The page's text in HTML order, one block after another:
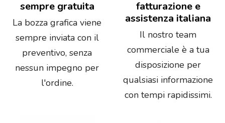
sempre gratuita
La bozza grafica viene
sempre inviata con il
preventivo, senza
nessun impegno per
l'ordine.
fatturazione e
assistenza italiana
Il nostro team
commerciale è a tua
disposizione per
qualsiasi informazione
con tempi rapidissimi.